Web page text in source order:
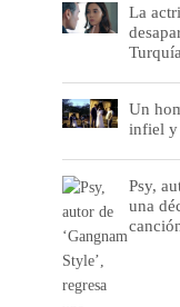
La
Turquía
Un
infiel y
Psy,
una